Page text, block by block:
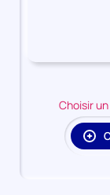
Choisir